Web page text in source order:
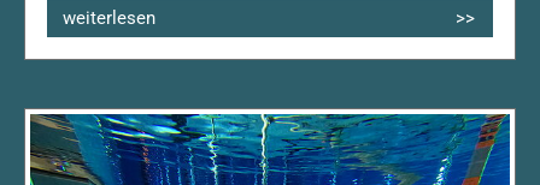
weiterlesen